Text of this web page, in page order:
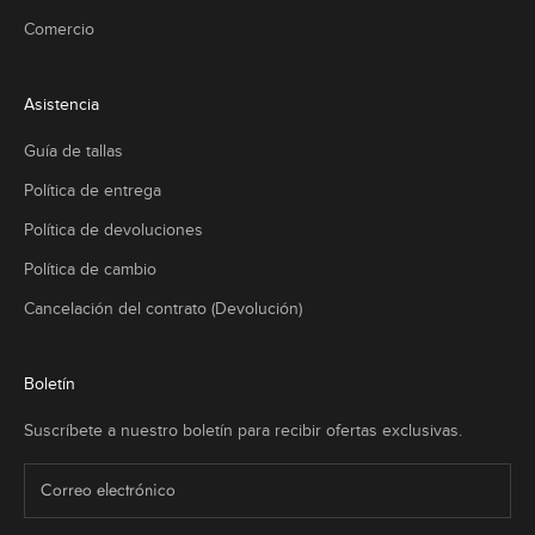
Comercio
Asistencia
Guía de tallas
Política de entrega
Política de devoluciones
Política de cambio
Cancelación del contrato (Devolución)
Boletín
Suscríbete a nuestro boletín para recibir ofertas exclusivas.